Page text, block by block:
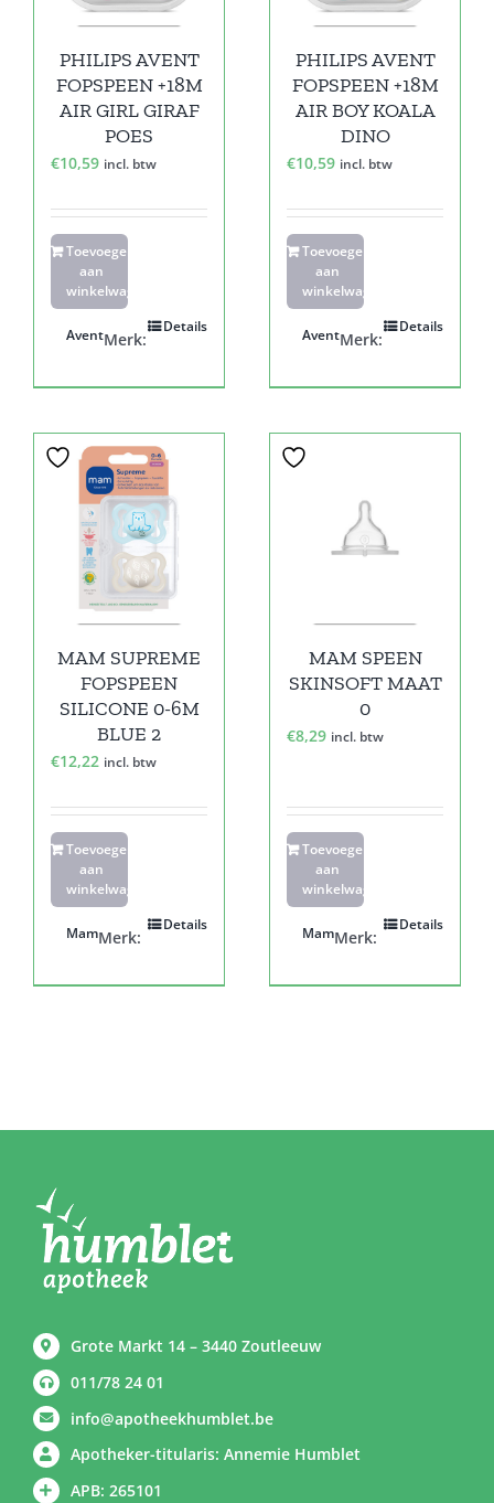
PHILIPS AVENT
FOPSPEEN +18M
AIR GIRL GIRAF
POES
€10,59 incl. btw
Toevoegen
aan
winkelwagen
Details
Merk:
Avent
PHILIPS AVENT
FOPSPEEN +18M
AIR BOY KOALA
DINO
€10,59 incl. btw
Toevoegen
aan
winkelwagen
Details
Merk:
Avent
MAM SUPREME
FOPSPEEN
SILICONE 0-6M
BLUE 2
€12,22 incl. btw
Toevoegen
aan
winkelwagen
Details
Merk:
Mam
MAM SPEEN
SKINSOFT MAAT
0
€8,29 incl. btw
Toevoegen
aan
winkelwagen
Details
Merk:
Mam
Grote Markt 14 – 3440 Zoutleeuw
011/78 24 01
info@apotheekhumblet.be
Apotheker-titularis: Annemie Humblet
APB: 265101